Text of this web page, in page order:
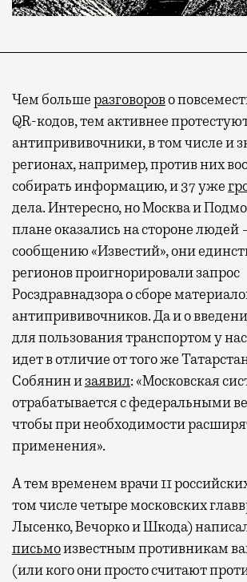
Чем большеразговорово
QR-кодов, тем активнее
антипрививочники, в том числе и
регионах, например, против них
собирать информацию, и 37 уже
дела. Интересно, но Москва и
плане оказались на стороне людей
сообщению «Известий», они
регионов проигнорировали запрос
Росздравнадзора о сборе
антипрививочников. Да и о
для пользования транспортом у
идет в отличие от того же
Собянин изаявил: «Московская
отрабатывается с федеральными
чтобы при необходимости
применения».
А тем временем врачи 11
том числе четыре московских
Лысенко, Вечорко и Шкода)
письмоизвестным противникам
(или кого они просто считают